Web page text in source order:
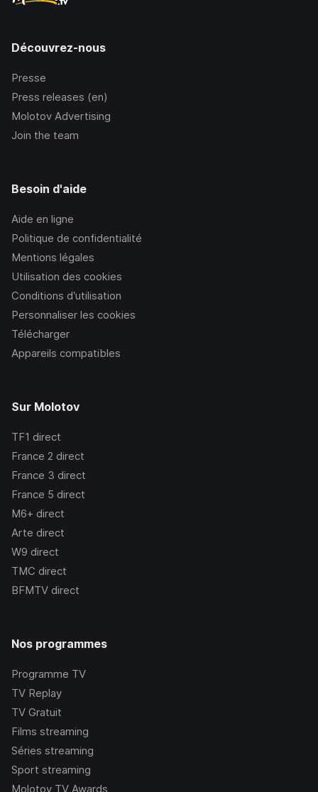
Découvrez-nous
Presse
Press releases (en)
Molotov Advertising
Join the team
Besoin d'aide
Aide en ligne
Politique de confidentialité
Mentions légales
Utilisation des cookies
Conditions d’utilisation
Personnaliser les cookies
Télécharger
Appareils compatibles
Sur Molotov
TF1 direct
France 2 direct
France 3 direct
France 5 direct
M6+ direct
Arte direct
W9 direct
TMC direct
BFMTV direct
Nos programmes
Programme TV
TV Replay
TV Gratuit
Films streaming
Séries streaming
Sport streaming
Molotov TV Awards